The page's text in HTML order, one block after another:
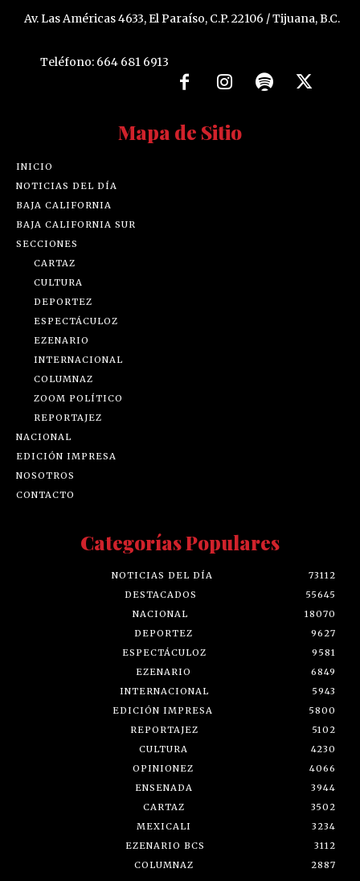
Av. Las Américas 4633, El Paraíso, C.P. 22106 / Tijuana, B.C.
Teléfono: 664 681 6913
Mapa de Sitio
INICIO
NOTICIAS DEL DÍA
BAJA CALIFORNIA
BAJA CALIFORNIA SUR
SECCIONES
CARTAZ
CULTURA
DEPORTEZ
ESPECTÁCULOZ
EZENARIO
INTERNACIONAL
COLUMNAZ
ZOOM POLÍTICO
REPORTAJEZ
NACIONAL
EDICIÓN IMPRESA
NOSOTROS
CONTACTO
Categorías Populares
NOTICIAS DEL DÍA
73112
DESTACADOS
55645
NACIONAL
18070
DEPORTEZ
9627
ESPECTÁCULOZ
9581
EZENARIO
6849
INTERNACIONAL
5943
EDICIÓN IMPRESA
5800
REPORTAJEZ
5102
CULTURA
4230
OPINIONEZ
4066
ENSENADA
3944
CARTAZ
3502
MEXICALI
3234
EZENARIO BCS
3112
COLUMNAZ
2887